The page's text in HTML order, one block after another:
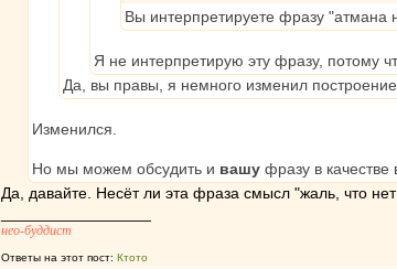
Вы интерпретируете фразу
Я не интерпретирую эту фразу, потому
Да, вы правы, я немного изменил
Изменился.
Но мы можем обсудить и вашу фразу в
Да, давайте. Несёт ли эта фраза смысл "жаль, что
нео-буддист
Ответы на этот пост: Ктото